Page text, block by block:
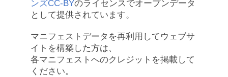
ンズCC-BYのライセンスでオープンデータ
として提供されています。
マニフェストデータを再利用してウェブサ
イトを構築した方は、
各マニフェストへのクレジットを掲載して
ください。